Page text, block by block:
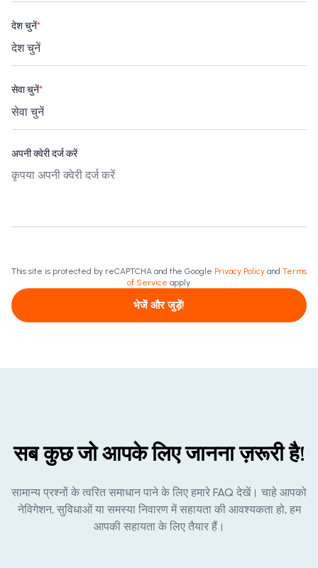
देश चुनें*
सेवा चुनें*
अपनी क्वेरी दर्ज करें
This site is protected by reCAPTCHA and the Google Privacy Policy and Terms
of Service apply.
भेजें और जुड़ें!
सब कुछ जो आपके लिए जानना ज़रूरी है!
सामान्य प्रश्नों के त्वरित समाधान पाने के लिए हमारे FAQ देखें। चाहे आपको
नेविगेशन, सुविधाओं या समस्या निवारण में सहायता की आवश्यकता हो, हम
आपकी सहायता के लिए तैयार हैं।